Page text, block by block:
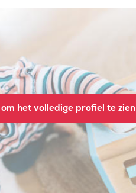
het volledige profiel te zien